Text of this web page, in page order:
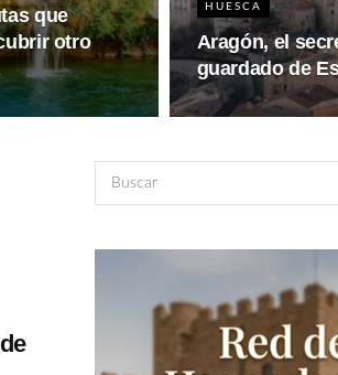
que
otro
HUESCA
Aragón, el
guardado de